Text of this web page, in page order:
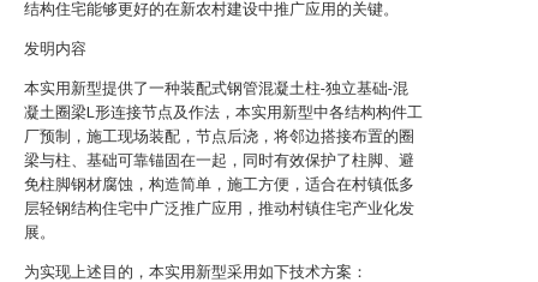
结构住宅能够更好的在新农村建设中推广应用的关键。
发明内容
本实用新型提供了一种装配式钢管混凝土柱-独立基础-混
凝土圈梁L形连接节点及作法，本实用新型中各结构构件工
厂预制，施工现场装配，节点后浇，将邻边搭接布置的圈
梁与柱、基础可靠锚固在一起，同时有效保护了柱脚、避
免柱脚钢材腐蚀，构造简单，施工方便，适合在村镇低多
层轻钢结构住宅中广泛推广应用，推动村镇住宅产业化发
展。
为实现上述目的，本实用新型采用如下技术方案：